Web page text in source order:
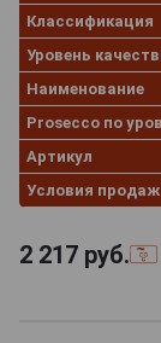
Классификация
Уровень
Наименование
Prosecco по
Артикул
Условия продаж
2 217 руб.